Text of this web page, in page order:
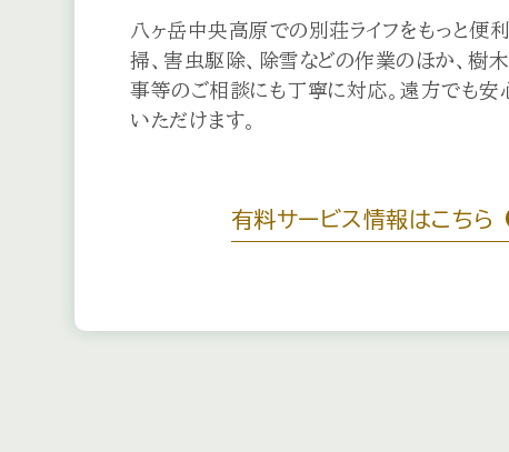
2026.07.13 ２０２６夏「恵泉蓼科ガーデ
2026.07.07
すずらん平遊歩道階段補修工
八ヶ岳中央高原での別荘ライフをもっと便
掃、害虫駆除、除雪などの作業のほか、樹
事等のご相談にも丁寧に対応。遠方でも安
いただけます。
有料サービス情報はこちら